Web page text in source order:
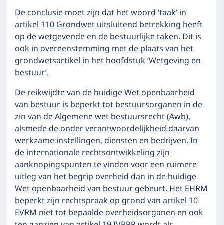
De conclusie moet zijn dat het woord ‘taak’ in
artikel 110 Grondwet uitsluitend betrekking heeft
op de wetgevende en de bestuurlijke taken. Dit is
ook in overeenstemming met de plaats van het
grondwetsartikel in het hoofdstuk ‘Wetgeving en
bestuur’.
De reikwijdte van de huidige Wet openbaarheid
van bestuur is beperkt tot bestuursorganen in de
zin van de Algemene wet bestuursrecht (Awb),
alsmede de onder verantwoordelijkheid daarvan
werkzame instellingen, diensten en bedrijven. In
de internationale rechtsontwikkeling zijn
aanknopingspunten te vinden voor een ruimere
uitleg van het begrip overheid dan in de huidige
Wet openbaarheid van bestuur gebeurt. Het EHRM
beperkt zijn rechtspraak op grond van artikel 10
EVRM niet tot bepaalde overheidsorganen en ook